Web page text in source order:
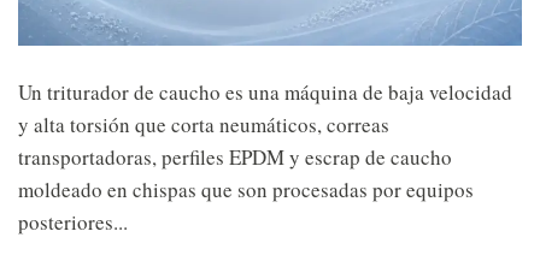
Un triturador de caucho es una máquina de baja velocidad
y alta torsión que corta neumáticos, correas
transportadoras, perfiles EPDM y escrap de caucho
moldeado en chispas que son procesadas por equipos
posteriores...